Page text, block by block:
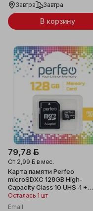
Завтра
Завтра
В корзину
79,78 ƃ
От 2,99 ƃ в мес.
Карта памяти Perfeo
microSDXC 128GB High-
Capacity Class 10 UHS-1 +
адаптер,
Осталась 1 шт
Emall